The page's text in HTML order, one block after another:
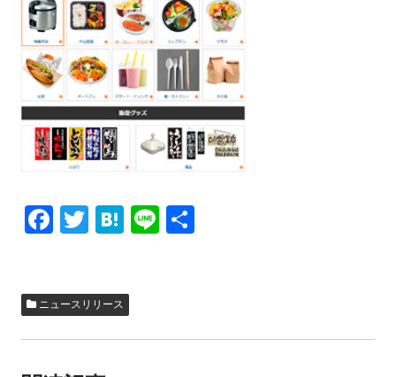
F
e
b
T
er
H
n
a
Li
ニュースリリース